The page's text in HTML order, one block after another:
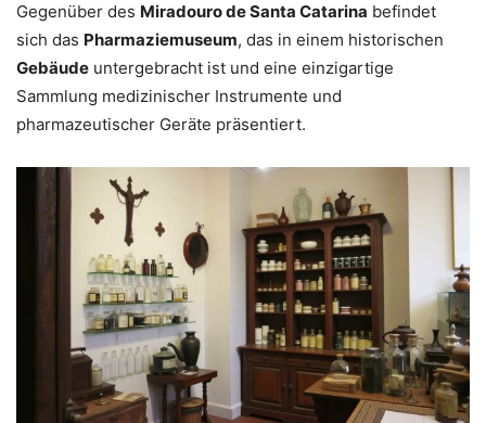
Gegenüber des Miradouro de Santa Catarina befindet
sich das Pharmaziemuseum, das in einem historischen
Gebäude untergebracht ist und eine einzigartige
Sammlung medizinischer Instrumente und
pharmazeutischer Geräte präsentiert.